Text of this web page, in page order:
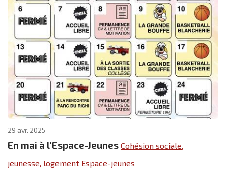
29 avr. 2025
En mai à l'Espace-Jeunes Cohésion sociale,
jeunesse, logement Espace-jeunes